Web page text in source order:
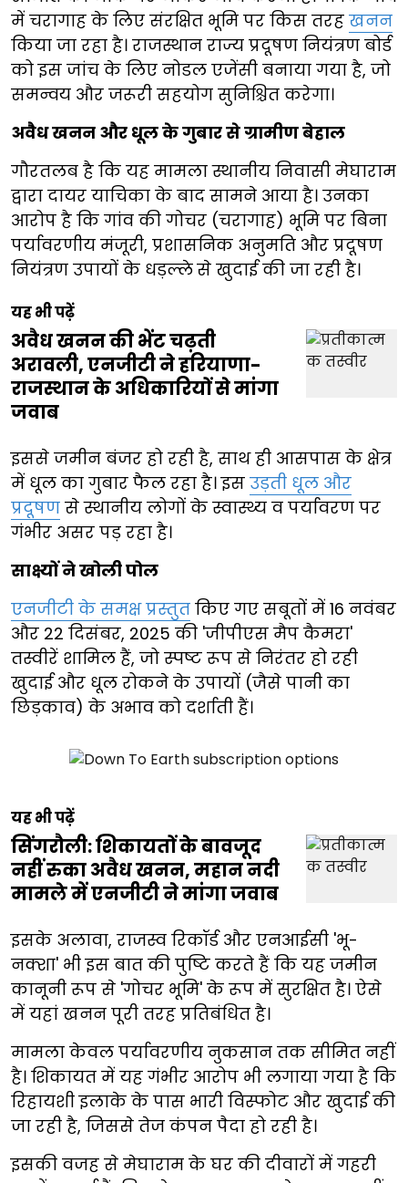
में चरागाह के लिए संरक्षित भूमि पर किस तरह खनन
किया जा रहा है। राजस्थान राज्य प्रदूषण नियंत्रण बोर्ड
को इस जांच के लिए नोडल एजेंसी बनाया गया है, जो
समन्वय और जरूरी सहयोग सुनिश्चित करेगा।
अवैध खनन और धूल के गुबार से ग्रामीण बेहाल
गौरतलब है कि यह मामला स्थानीय निवासी मेघाराम
द्वारा दायर याचिका के बाद सामने आया है। उनका
आरोप है कि गांव की गोचर (चरागाह) भूमि पर बिना
पर्यावरणीय मंजूरी, प्रशासनिक अनुमति और प्रदूषण
नियंत्रण उपायों के धड़ल्ले से खुदाई की जा रही है।
यह भी पढ़ें
अवैध खनन की भेंट चढ़ती
अरावली, एनजीटी ने हरियाणा-
राजस्थान के अधिकारियों से मांगा
जवाब
इससे जमीन बंजर हो रही है, साथ ही आसपास के क्षेत्र
में धूल का गुबार फैल रहा है। इस उड़ती धूल और
प्रदूषण से स्थानीय लोगों के स्वास्थ्य व पर्यावरण पर
गंभीर असर पड़ रहा है।
साक्ष्यों ने खोली पोल
एनजीटी के समक्ष प्रस्तुत किए गए सबूतों में 16 नवंबर
और 22 दिसंबर, 2025 की 'जीपीएस मैप कैमरा'
तस्वीरें शामिल हैं, जो स्पष्ट रूप से निरंतर हो रही
खुदाई और धूल रोकने के उपायों (जैसे पानी का
छिड़काव) के अभाव को दर्शाती हैं।
यह भी पढ़ें
सिंगरौली: शिकायतों के बावजूद
नहीं रुका अवैध खनन, महान नदी
मामले में एनजीटी ने मांगा जवाब
इसके अलावा, राजस्व रिकॉर्ड और एनआईसी 'भू-
नक्शा' भी इस बात की पुष्टि करते हैं कि यह जमीन
कानूनी रूप से 'गोचर भूमि' के रूप में सुरक्षित है। ऐसे
में यहां खनन पूरी तरह प्रतिबंधित है।
मामला केवल पर्यावरणीय नुकसान तक सीमित नहीं
है। शिकायत में यह गंभीर आरोप भी लगाया गया है कि
रिहायशी इलाके के पास भारी विस्फोट और खुदाई की
जा रही है, जिससे तेज कंपन पैदा हो रही है।
इसकी वजह से मेघाराम के घर की दीवारों में गहरी